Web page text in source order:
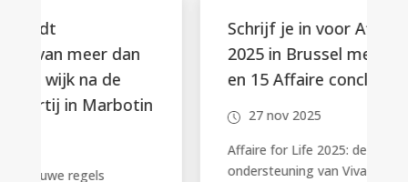
Schrijf je in voor Affaire for Life
2025 in Brussel met Julia Vignali
en 15 Affaire conclue kopers
27 nov 2025
Affaire for Life 2025: de grote veiling ter
ondersteuning van Viva for Life Dit jaar